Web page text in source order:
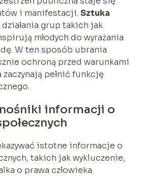
i manifestacji. Sztuka
działania grup takich jak
młodych do wyrażania
W ten sposób ubrania
ochroną przed warunkami
pełnić funkcję
informacji o
istotne informacje o
takich jak wykluczenie,
o prawa człowieka.